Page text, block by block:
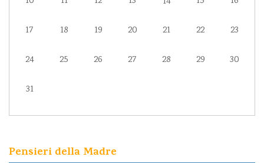
17 18 19 20 21 22 23
24 25 26 27 28 29 30
31
Pensieri della Madre